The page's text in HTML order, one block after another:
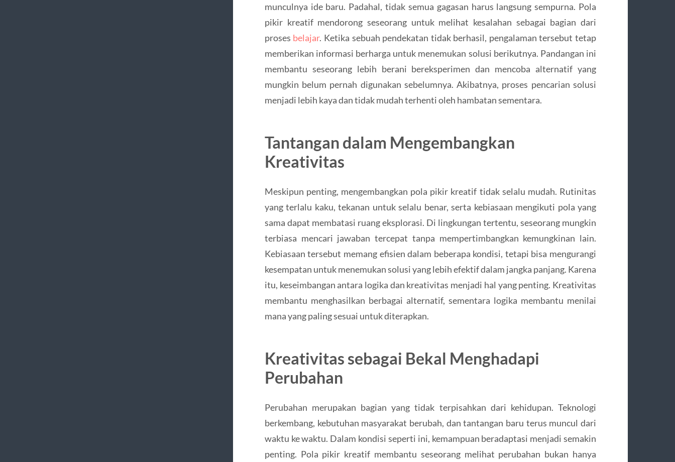
munculnya ide baru. Padahal, tidak semua gagasan harus langsung sempurna. Pola
pikir kreatif mendorong seseorang untuk melihat kesalahan sebagai bagian dari
proses belajar. Ketika sebuah pendekatan tidak berhasil, pengalaman tersebut tetap
memberikan informasi berharga untuk menemukan solusi berikutnya. Pandangan ini
membantu seseorang lebih berani bereksperimen dan mencoba alternatif yang
mungkin belum pernah digunakan sebelumnya. Akibatnya, proses pencarian solusi
menjadi lebih kaya dan tidak mudah terhenti oleh hambatan sementara.
Tantangan dalam Mengembangkan
Kreativitas
Meskipun penting, mengembangkan pola pikir kreatif tidak selalu mudah. Rutinitas
yang terlalu kaku, tekanan untuk selalu benar, serta kebiasaan mengikuti pola yang
sama dapat membatasi ruang eksplorasi. Di lingkungan tertentu, seseorang mungkin
terbiasa mencari jawaban tercepat tanpa mempertimbangkan kemungkinan lain.
Kebiasaan tersebut memang efisien dalam beberapa kondisi, tetapi bisa mengurangi
kesempatan untuk menemukan solusi yang lebih efektif dalam jangka panjang. Karena
itu, keseimbangan antara logika dan kreativitas menjadi hal yang penting. Kreativitas
membantu menghasilkan berbagai alternatif, sementara logika membantu menilai
mana yang paling sesuai untuk diterapkan.
Kreativitas sebagai Bekal Menghadapi
Perubahan
Perubahan merupakan bagian yang tidak terpisahkan dari kehidupan. Teknologi
berkembang, kebutuhan masyarakat berubah, dan tantangan baru terus muncul dari
waktu ke waktu. Dalam kondisi seperti ini, kemampuan beradaptasi menjadi semakin
penting. Pola pikir kreatif membantu seseorang melihat perubahan bukan hanya